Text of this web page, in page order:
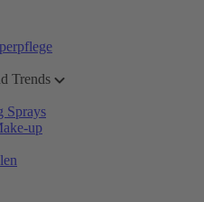
Trends
Sprays
up